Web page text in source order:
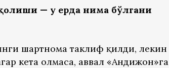
— у ерда нима бўлгани
шартнома таклиф қилди, лекин
кета олмаса, аввал «Андижон»га